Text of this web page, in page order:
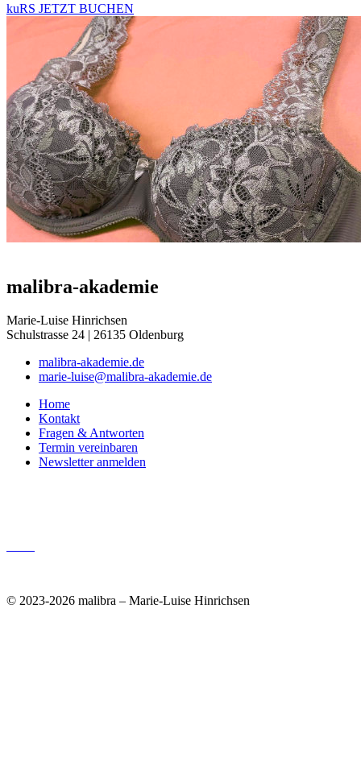
kuRS JETZT BUCHEN
malibra-akademie
Marie-Luise Hinrichsen
Schulstrasse 24 | 26135 Oldenburg
malibra-akademie.de
marie-luise@malibra-akademie.de
Home
Kontakt
Fragen & Antworten
Termin vereinbaren
Newsletter anmelden
© 2023-2026 malibra – Marie-Luise Hinrichsen